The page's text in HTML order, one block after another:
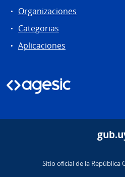
Organizaciones
Categorias
Aplicaciones
Sitio oficial de la República